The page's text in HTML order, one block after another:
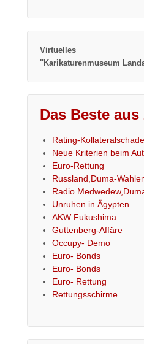
Virtuelles
"Karikaturenmuseum
Das Beste aus
Rating-
Neue Kriterien beim
Euro-Rettung
Russland,Duma-
Radio
Unruhen in Ägypten
AKW Fukushima
Guttenberg-Affäre
Occupy- Demo
Euro- Bonds
Euro- Bonds
Euro- Rettung
Rettungsschirme